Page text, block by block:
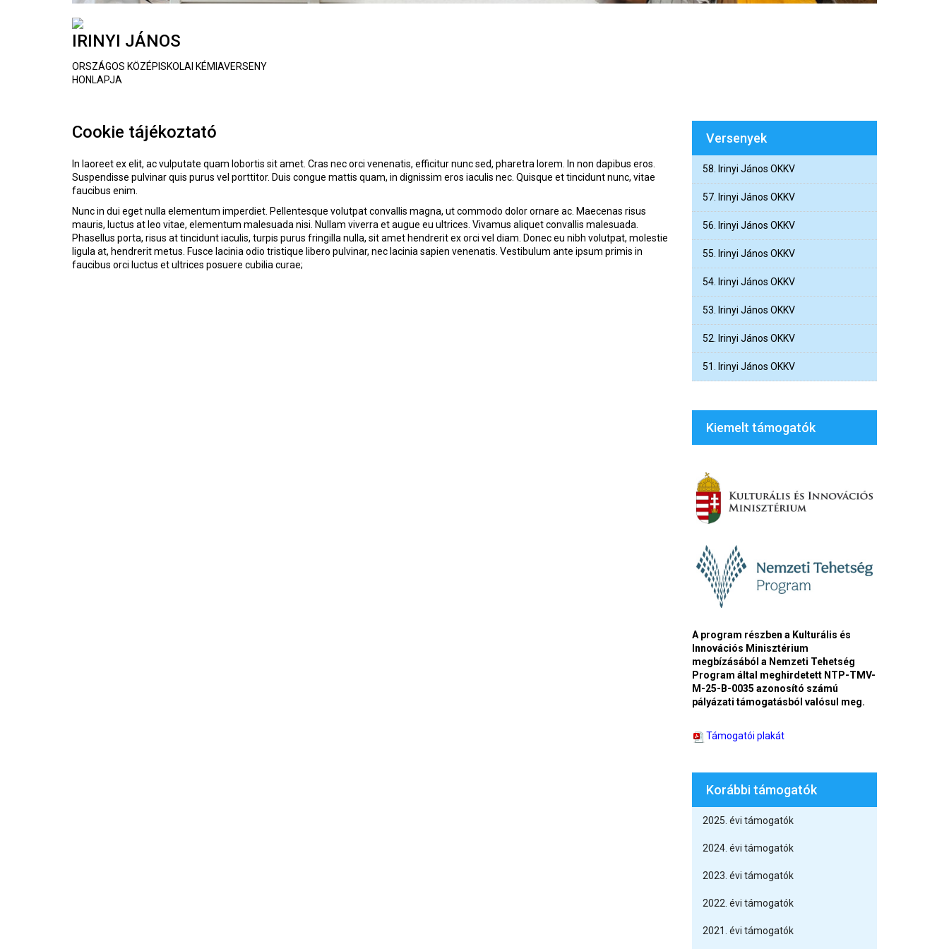
IRINYI JÁNOS
ORSZÁGOS KÖZÉPISKOLAI KÉMIAVERSENY
HONLAPJA
Cookie tájékoztató
In laoreet ex elit, ac vulputate quam lobortis sit amet. Cras nec orci venenatis, efficitur nunc sed, pharetra lorem. In non dapibus eros.
Suspendisse pulvinar quis purus vel porttitor. Duis congue mattis quam, in dignissim eros iaculis nec. Quisque et tincidunt nunc, vitae
faucibus enim.
Nunc in dui eget nulla elementum imperdiet. Pellentesque volutpat convallis magna, ut commodo dolor ornare ac. Maecenas risus
mauris, luctus at leo vitae, elementum malesuada nisi. Nullam viverra et augue eu ultrices. Vivamus aliquet convallis malesuada.
Phasellus porta, risus at tincidunt iaculis, turpis purus fringilla nulla, sit amet hendrerit ex orci vel diam. Donec eu nibh volutpat, molestie
ligula at, hendrerit metus. Fusce lacinia odio tristique libero pulvinar, nec lacinia sapien venenatis. Vestibulum ante ipsum primis in
faucibus orci luctus et ultrices posuere cubilia curae;
Versenyek
58. Irinyi János OKKV
57. Irinyi János OKKV
56. Irinyi János OKKV
55. Irinyi János OKKV
54. Irinyi János OKKV
53. Irinyi János OKKV
52. Irinyi János OKKV
51. Irinyi János OKKV
Kiemelt támogatók
A program részben a Kulturális és
Innovációs Minisztérium
megbízásából a Nemzeti Tehetség
Program által meghirdetett NTP-TMV-
M-25-B-0035 azonosító számú
pályázati támogatásból valósul meg.
Támogatói plakát
Korábbi támogatók
2025. évi támogatók
2024. évi támogatók
2023. évi támogatók
2022. évi támogatók
2021. évi támogatók